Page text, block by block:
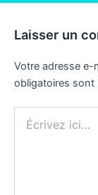
Laisser un
Votre adresse e-
obligatoires sont
ici…